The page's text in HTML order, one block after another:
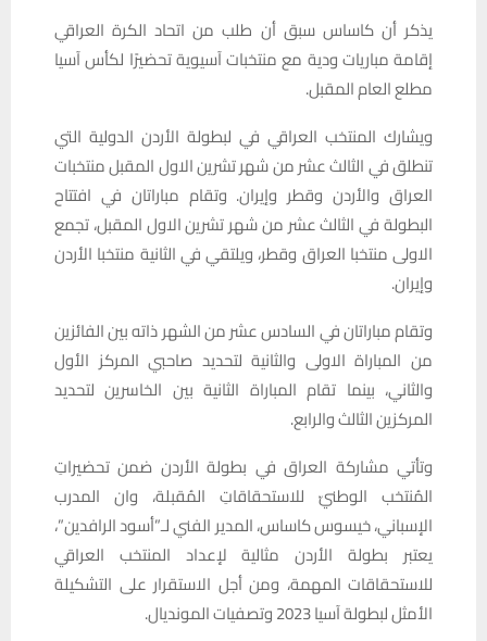
يذكر أن كاساس سبق أن طلب من اتحاد الكرة العراقي
إقامة مباريات ودية مع منتخبات آسيوية تحضيرًا لكأس آسيا
مطلع العام المقبل.
ويشارك المنتخب العراقي في لبطولة الأردن الدولية التي
تنطلق في الثالث عشر من شهر تشرين الاول المقبل منتخبات
العراق والأردن وقطر وإيران. وتقام مباراتان في افتتاح
البطولة في الثالث عشر من شهر تشرين الاول المقبل، تجمع
الاولى منتخبا العراق وقطر، ويلتقي في الثانية منتخبا الأردن
وإيران.
وتقام مباراتان في السادس عشر من الشهر ذاته بين الفائزين
من المباراة الاولى والثانية لتحديد صاحبي المركز الأول
والثاني، بينما تقام المباراة الثانية بين الخاسرين لتحديد
المركزين الثالث والرابع.
وتأتي مشاركة العراق في بطولة الأردن ضمن تحضيراتِ
المُنتخب الوطنيّ للاستحقاقاتِ المُقبلة، وان المدرب
الإسباني، خيسوس كاساس، المدير الفني لـ”أسود الرافدين”،
يعتبر بطولة الأردن مثالية لإعداد المنتخب العراقي
للاستحقاقات المهمة، ومن أجل الاستقرار على التشكيلة
الأمثل لبطولة آسيا 2023 وتصفيات المونديال.